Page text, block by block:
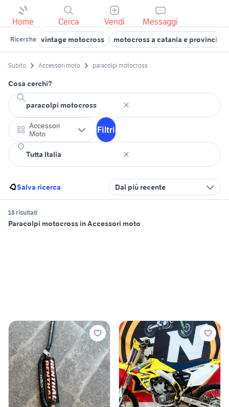
Home Cerca Vendi Messaggi
Ricerche vintage motocross motocross a catania e provincia
Subito Accessori moto paracolpi motocross
Cosa cerchi?
Accessori
Moto
Filtri
Salva ricerca Dal più recente
18 risultati
Paracolpi motocross in Accessori moto